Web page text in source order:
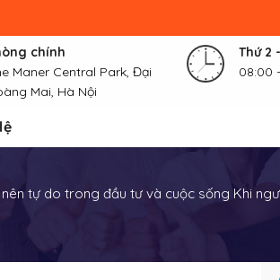
chính
Maner Central Park, Đại
Mai, Hà Nội
Thứ 2
08:00
tự do trong đầu tư và cuộc sống Khi